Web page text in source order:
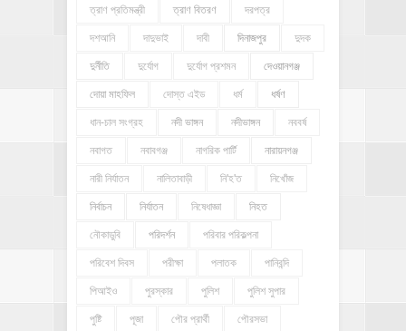
ত্রাণ প্রতিমন্ত্রী ত্রাণ বিতরণ দরপত্র
দশআনি দাদুভাই দাবী দিনাজপুর দুদক
দুর্নীতি দুর্যোগ দুর্যোগ প্রশমন দেওয়ানগঞ্জ
দোয়া মাহফিল দোস্ত এইড ধর্ম ধর্ষণ
ধান-চাল সংগ্রহ নদী ভাঙ্গন নদীভাঙ্গন নববর্ষ
নবাগত নবাবগঞ্জ নাগরিক পার্টি নারায়নগঞ্জ
নারী নির্যাতন নালিতাবাড়ী নি'হ'ত নিখোঁজ
নির্বাচন নির্যাতন নিষেধাজ্ঞা নিহত
নৌকাডুবি পরিদর্শন পরিবার পরিকল্পনা
পরিবেশ দিবস পরীক্ষা পলাতক পানিবন্দি
পিআইও পুরস্কার পুলিশ পুলিশ সুপার
পুষ্টি পূজা পৌর প্রার্থী পৌরসভা